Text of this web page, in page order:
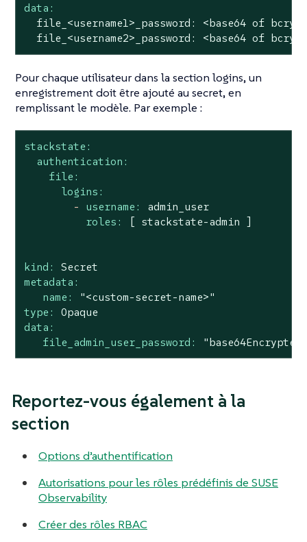
data:
file_<username1>_password:
<base64 of
bcrypt
file_<username2>_password:
<base64 of bcrypt
Pour chaque utilisateur dans la section logins, un
enregistrement doit être ajouté au secret, en
remplissant le modèle. Par exemple :
stackstate:
authentication:
file:
logins:
-
username:
admin_user
roles:
[ stackstate-admin ]
kind:
Secret
metadata:
name:
"<custom-secret-name>"
type:
Opaque
data:
file_admin_user_password:
Reportez-vous également à la
section
Options d’authentification
Autorisations pour les rôles prédéfinis de SUSE
Observability
Créer des rôles RBAC